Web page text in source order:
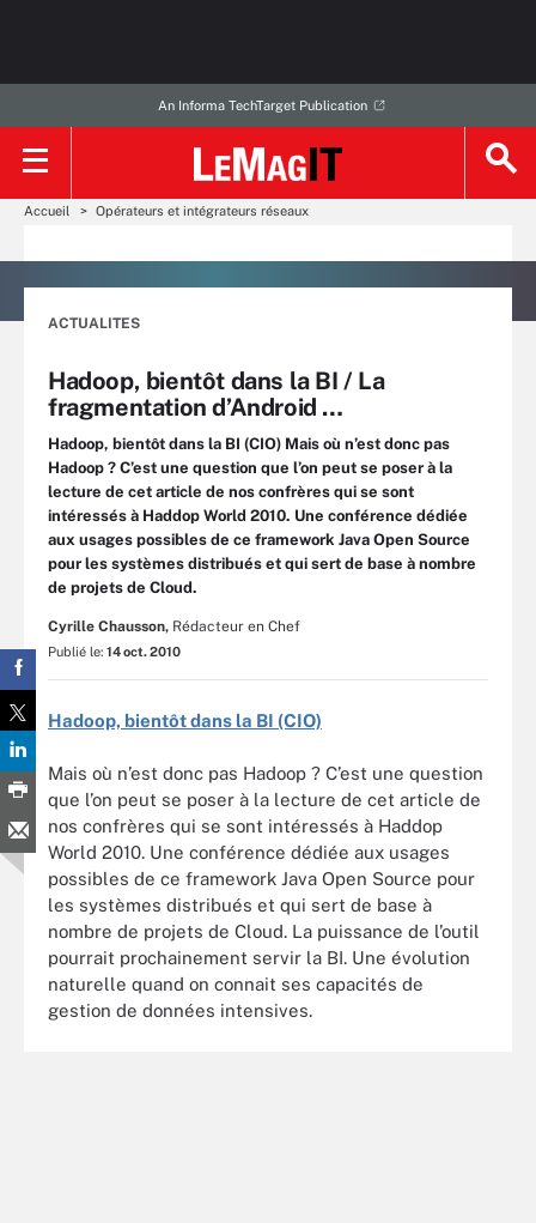
An Informa TechTarget Publication
Accueil Opérateurs et intégrateurs réseaux
ACTUALITES
Hadoop, bientôt dans la BI / La
fragmentation d’Android …
Hadoop, bientôt dans la BI (CIO) Mais où n’est donc pas
Hadoop ? C’est une question que l’on peut se poser à la
lecture de cet article de nos confrères qui se sont
intéressés à Haddop World 2010. Une conférence dédiée
aux usages possibles de ce framework Java Open Source
pour les systèmes distribués et qui sert de base à nombre
de projets de Cloud.
Cyrille Chausson, Rédacteur en Chef
Publié le: 14 oct. 2010
Hadoop, bientôt dans la BI (CIO)
Mais où n’est donc pas Hadoop ? C’est une question
que l’on peut se poser à la lecture de cet article de
nos confrères qui se sont intéressés à Haddop
World 2010. Une conférence dédiée aux usages
possibles de ce framework Java Open Source pour
les systèmes distribués et qui sert de base à
nombre de projets de Cloud. La puissance de l’outil
pourrait prochainement servir la BI. Une évolution
naturelle quand on connait ses capacités de
gestion de données intensives.